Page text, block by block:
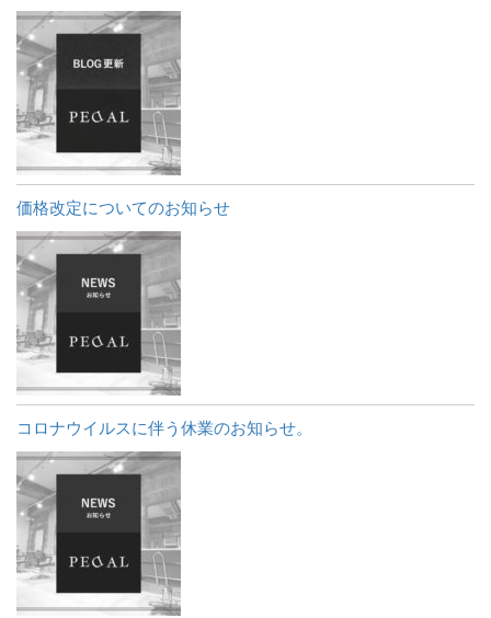
価格改定についてのお知らせ
コロナウイルスに伴う休業のお知らせ。